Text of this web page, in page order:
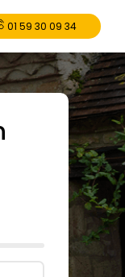
01 59 30 09 34